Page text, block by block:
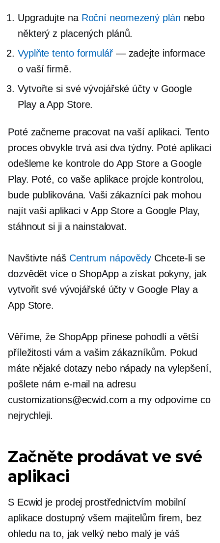
Upgradujte na Roční neomezený plán nebo
některý z placených plánů.
Vyplňte tento formulář— zadejte informace
o vaší firmě.
Vytvořte si své vývojářské účty v Google
Play a App Store.
Poté začneme pracovat na vaší aplikaci. Tento
proces obvykle trvá asi dva týdny. Poté aplikaci
odešleme ke kontrole do App Store a Google
Play. Poté, co vaše aplikace projde kontrolou,
bude publikována. Vaši zákazníci pak mohou
najít vaši aplikaci v App Store a Google Play,
stáhnout si ji a nainstalovat.
Navštivte náš Centrum nápovědy Chcete-li se
dozvědět více o ShopApp a získat pokyny, jak
vytvořit své vývojářské účty v Google Play a
App Store.
Věříme, že ShopApp přinese pohodlí a větší
příležitosti vám a vašim zákazníkům. Pokud
máte nějaké dotazy nebo nápady na vylepšení,
pošlete nám e-mail na adresu
customizations@ecwid.com a my odpovíme co
nejrychleji.
Začněte prodávat ve své
aplikaci
S Ecwid je prodej prostřednictvím mobilní
aplikace dostupný všem majitelům firem, bez
ohledu na to, jak velký nebo malý je váš